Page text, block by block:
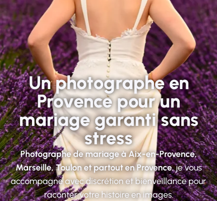
Un photographe en
Provence pour un
mariage garanti sans
stress
Photographe de mariage à Aix-en-Provence,
Marseille, Toulon et partout en Provence, je vous
accompagne avec discrétion et bienveillance pour
raconter votre histoire en images.